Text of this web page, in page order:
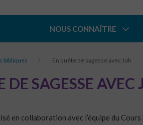
NOUS CONNAÎTRE
bibliques En quête de sagesse avec Job
DE SAGESSE AVEC
en collaboration avec l’équipe du